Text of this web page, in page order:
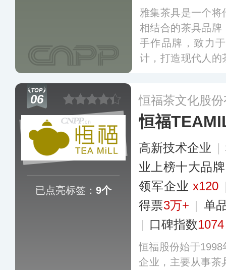
雅集茶具是一个
相结合的茶具品牌
手作品牌，致力
计，打造现代人的
需求。更多
06
已点亮标签： 9个
恒福茶文化股
恒福
高新技术企业 |
业上榜十大品牌
领军企业x120
得票3万+ | 单
| 口碑指数1074
恒福股份始于
企业，主要从事茶